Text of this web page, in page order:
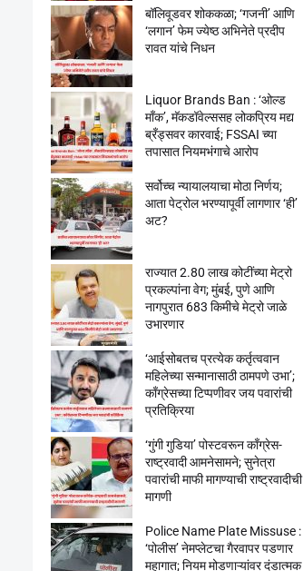
बॉलिवूडवर शोककळा; ‘गजनी’ आणि
‘लगान’ फेम ज्येष्ठ अभिनेते प्रदीप
रावत यांचे निधन
Liquor Brands Ban : ‘ओल्ड
मॉंक’, मॅकडॉवेल्ससह लोकप्रिय मद्य
ब्रँड्सवर कारवाई; FSSAI च्या
तपासात नियमभंगाचे आरोप
सर्वोच्च न्यायालयाचा मोठा निर्णय;
आता पेट्रोल भरण्यापूर्वी लागणार ‘ही’
अट?
राज्यात 2.80 लाख कोटींच्या मेट्रो
प्रकल्पांना वेग; मुंबई, पुणे आणि
नागपुरात 683 किमीचे मेट्रो जाळे
उभारणार
‘आईसोबतच प्रत्येक कर्तृत्ववान
महिलेच्या सन्मानासाठी ठामपणे उभा’;
काँग्रेसच्या टिप्पणीवर जय पवारांची
प्रतिक्रिया
‘गुंगी गुडिया’ पोस्टवरून काँग्रेस-
राष्ट्रवादी आमनेसामने; सुनेत्रा
पवारांची माफी मागण्याची राष्ट्रवादीची
मागणी
Police Name Plate Missuse :
‘पोलीस’ नेमप्लेटचा गैरवापर पडणार
महागात; नियम मोडणाऱ्यांवर दंडात्मक